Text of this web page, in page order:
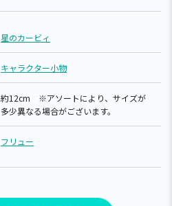
星のカービィ
キャラクター小物
約12cm ※アソートにより、サイズが
多少異なる場合がございます。
フリュー